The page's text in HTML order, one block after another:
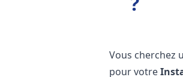
Vous cherchez
pour votre